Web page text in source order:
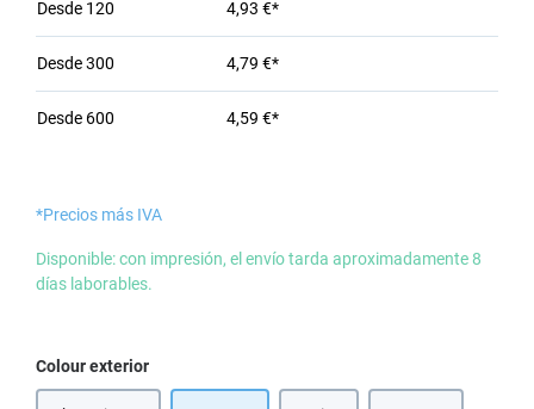
Desde 120 4,93 €*
Desde300 4,79 €*
Desde 600 4,59 €*
*Precios más IVA
Disponible: con impresión, el envío tarda aproximadamente 8
días laborables.
Seleccione
Colour exterior